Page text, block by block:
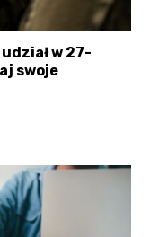
w 27-
swoje